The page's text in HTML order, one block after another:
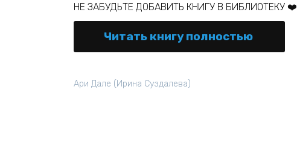
НЕ ЗАБУДЬТЕ ДОБАВИТЬ КНИГУ В БИБЛИОТЕКУ ❤️
Читать книгу полностью
Ари Дале (Ирина Суздалева)